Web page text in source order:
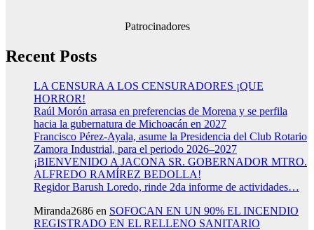
Patrocinadores
Recent Posts
LA CENSURA A LOS CENSURADORES ¡QUE
HORROR!
Raúl Morón arrasa en preferencias de Morena y se perfila
hacia la gubernatura de Michoacán en 2027
Francisco Pérez-Ayala, asume la Presidencia del Club Rotario
Zamora Industrial, para el periodo 2026–2027
¡BIENVENIDO A JACONA SR. GOBERNADOR MTRO.
ALFREDO RAMÍREZ BEDOLLA!
Regidor Barush Loredo, rinde 2da informe de actividades…
Miranda2686 en SOFOCAN EN UN 90% EL INCENDIO
REGISTRADO EN EL RELLENO SANITARIO